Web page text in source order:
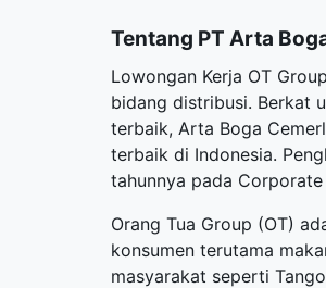
Tentang PT Arta
Lowongan Kerja OT
bidang distribusi. Berkat
terbaik, Arta Boga
terbaik di Indonesia.
tahunnya pada
Orang Tua Group (OT)
konsumen terutama
masyarakat seperti